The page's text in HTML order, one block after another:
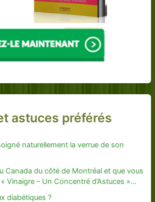
astuces préférés
naturellement la verrue de son
Canada du côté de Montréal et que vous
Vinaigre – Un Concentré d’Astuces »…
diabétiques ?